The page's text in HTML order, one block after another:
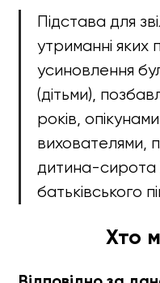
Підстава для
утриманні яких
усиновлення
(дітьми),
років,
вихователями,
дитина-сирота
батьківського
Хто